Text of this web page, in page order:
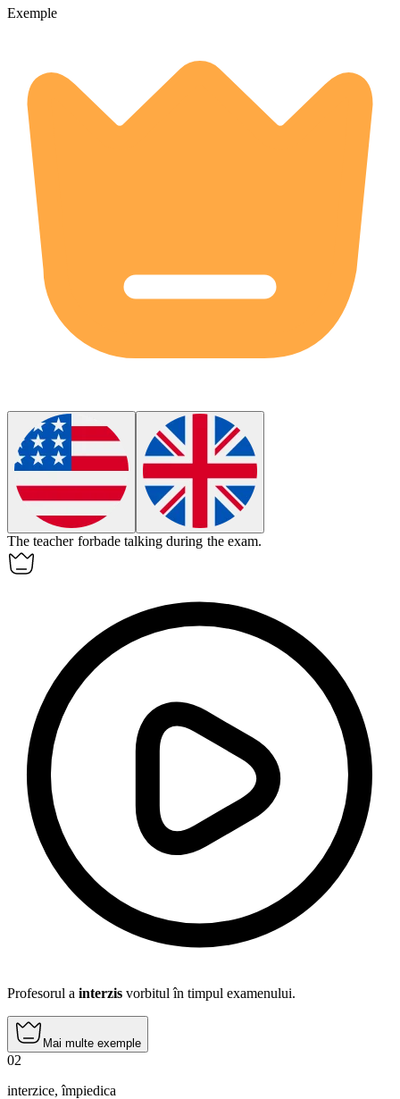
Exemple
The teacher forbade talking during the exam.
Profesorul a interzis vorbitul în timpul examenului.
Mai multe exemple
02
interzice,împiedica